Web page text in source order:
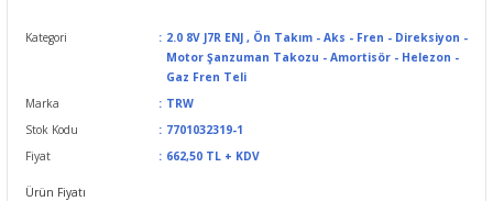
Kategori 2.0 8V J7R ENJ , Ön Takım - Aks - Fren - Direksiyon -
Motor Şanzuman Takozu - Amortisör - Helezon -
Gaz Fren Teli
Marka
TRW
Stok Kodu
7701032319-1
Fiyat
662,50 TL + KDV
Ürün Fiyatı